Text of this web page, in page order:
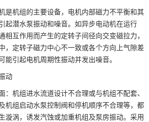
机组的主要设备，电机内部磁力不平衡和其
起潜水泵振动和噪音。如异步电动机在运行
相互作用而产生的定转子间径向交变磁拉力，
，定转子磁力中心不一致或各个方向上气隙差
能引起电机周期性振动并发出噪音。
动
机组进水流道设计不合理或与机组不配套、
机组启动水泵控制阀和停机顺序不合理等，都
漩涡，诱发汽蚀或加重机组及泵房振动。采用